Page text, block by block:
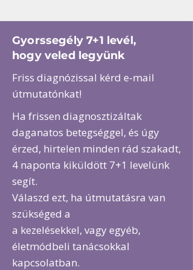
Gyorssegély 7+1 levél,
hogy veled legyünk
Friss diagnózissal kérd e-mail
útmutatónkat!
Ha frissen diagnosztizáltak
daganatos betegséggel, és úgy
érzed, hirtelen minden rád szakadt,
4 naponta kiküldött 7+1 levelünk
segít.
Válaszd ezt, ha útmutatásra van
szükséged a
a kezelésekkel, vagy egyéb,
életmódbeli tanácsokkal
kapcsolatban.